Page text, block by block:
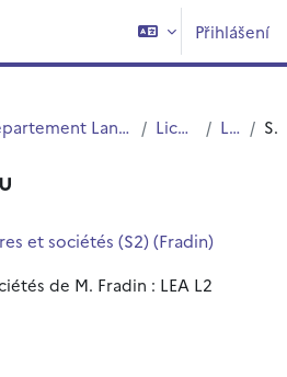
Přihlášení
Département Langues Etrangères Appliquées (LEA) Licences (cours) Licence 2 Souhrn
et sociétés (S2) (Fradin)
de M. Fradin : LEA L2